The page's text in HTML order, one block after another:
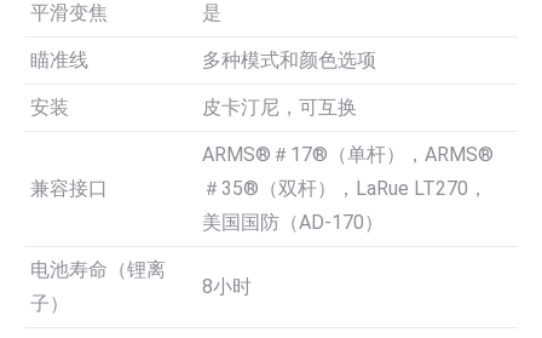
平滑变焦 是
瞄准线 多种模式和颜色选项
安装 皮卡汀尼，可互换
兼容接口
ARMS®＃17®（单杆），ARMS®
＃35®（双杆），LaRue LT270，
美国国防（AD-170）
电池寿命（锂离
子）
8小时